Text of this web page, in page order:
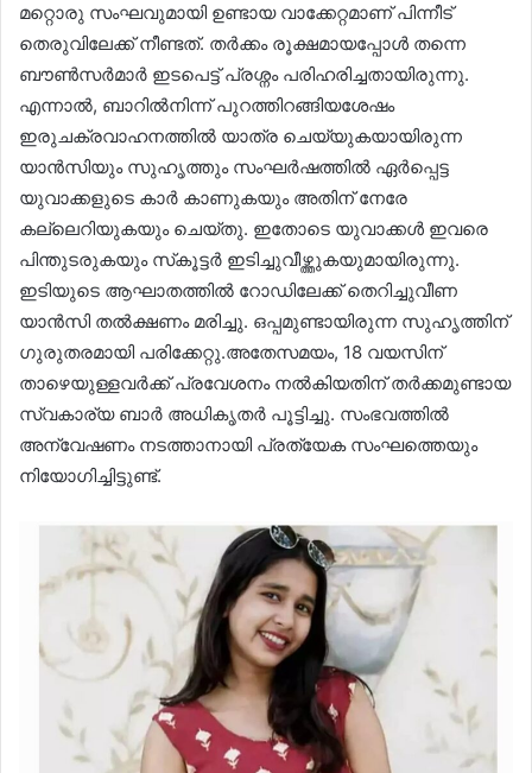
മറ്റൊരു സംഘവുമായി ഉണ്ടായ വാക്കേറ്റമാണ് പിന്നീട്
തെരുവിലേക്ക് നീണ്ടത്. തർക്കം രൂക്ഷമായപ്പോൾ തന്നെ
ബൗൺസർമാർ ഇടപെട്ട് പ്രശ്നം പരിഹരിച്ചതായിരുന്നു.
എന്നാൽ, ബാറിൽനിന്ന് പുറത്തിറങ്ങിയശേഷം
ഇരുചക്രവാഹനത്തിൽ യാത്ര ചെയ്യുകയായിരുന്ന
യാൻസിയും സുഹൃത്തും സംഘർഷത്തിൽ ഏർപ്പെട്ട
യുവാക്കളുടെ കാർ കാണുകയും അതിന് നേരേ
കല്ലെറിയുകയും ചെയ്തു. ഇതോടെ യുവാക്കൾ ഇവരെ
പിന്തുടരുകയും സ്‌കൂട്ടർ ഇടിച്ചുവീഴ്ത്തുകയുമായിരുന്നു.
ഇടിയുടെ ആഘാതത്തിൽ റോഡിലേക്ക് തെറിച്ചുവീണ
യാൻസി തൽക്ഷണം മരിച്ചു. ഒപ്പമുണ്ടായിരുന്ന സുഹൃത്തിന്
ഗുരുതരമായി പരിക്കേറ്റു.അതേസമയം, 18 വയസിന്
താഴെയുള്ളവർക്ക് പ്രവേശനം നൽകിയതിന് തർക്കമുണ്ടായ
സ്വകാര്യ ബാർ അധികൃതർ പൂട്ടിച്ചു. സംഭവത്തിൽ
അന്വേഷണം നടത്താനായി പ്രത്യേക സംഘത്തെയും
നിയോഗിച്ചിട്ടുണ്ട്.